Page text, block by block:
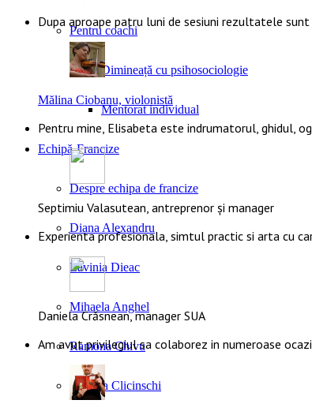
Pentru coachi
Dimineață cu psihosociologie
Mentorat individual
Echipă-Francize
Despre echipa de francize
Diana Alexandru
Lavinia Dieac
Mihaela Anghel
Ramona Chivu
Claudia Clicinschi
Dupa aproape patru luni de sesiuni rezultatele
Mălina Ciobanu, violonistă
Pentru mine, Elisabeta este indrumatorul, ghidul,
Septimiu Valasutean, antreprenor și manager
Experienta profesionala, simtul practic si arta cu
Daniela Crăsnean, manager SUA
Am avut privilegiul sa colaborez in numeroase